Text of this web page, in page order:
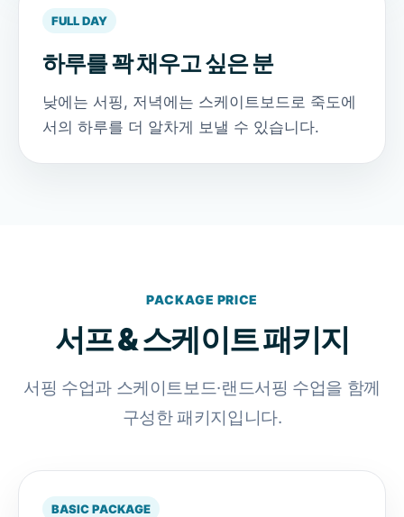
FULL DAY
하루를 꽉 채우고 싶은 분
낮에는 서핑, 저녁에는 스케이트보드로 죽도에
서의 하루를 더 알차게 보낼 수 있습니다.
PACKAGE PRICE
서프 & 스케이트 패키지
서핑 수업과 스케이트보드·랜드서핑 수업을 함께
구성한 패키지입니다.
BASIC PACKAGE